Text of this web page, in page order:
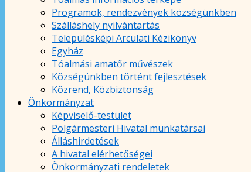
Programok, rendezvények községünkben
Szálláshely nyilvántartás
Településképi Arculati Kézikönyv
Egyház
Tóalmási amatőr művészek
Községünkben történt fejlesztések
Közrend, Közbiztonság
Önkormányzat
Képviselő-testület
Polgármesteri Hivatal munkatársai
Álláshirdetések
A hivatal elérhetőségei
Önkormányzati rendeletek